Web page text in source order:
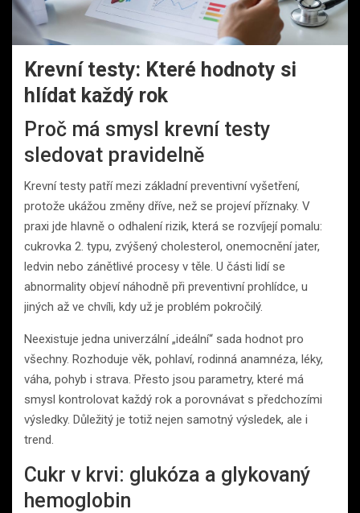
Krevní testy: Které hodnoty si
hlídat každý rok
Proč má smysl krevní testy
sledovat pravidelně
Krevní testy patří mezi základní preventivní vyšetření,
protože ukážou změny dříve, než se projeví příznaky. V
praxi jde hlavně o odhalení rizik, která se rozvíjejí pomalu:
cukrovka 2. typu, zvýšený cholesterol, onemocnění jater,
ledvin nebo zánětlivé procesy v těle. U části lidí se
abnormality objeví náhodně při preventivní prohlídce, u
jiných až ve chvíli, kdy už je problém pokročilý.
Neexistuje jedna univerzální „ideální“ sada hodnot pro
všechny. Rozhoduje věk, pohlaví, rodinná anamnéza, léky,
váha, pohyb i strava. Přesto jsou parametry, které má
smysl kontrolovat každý rok a porovnávat s předchozími
výsledky. Důležitý je totiž nejen samotný výsledek, ale i
trend.
Cukr v krvi: glukóza a glykovaný
hemoglobin